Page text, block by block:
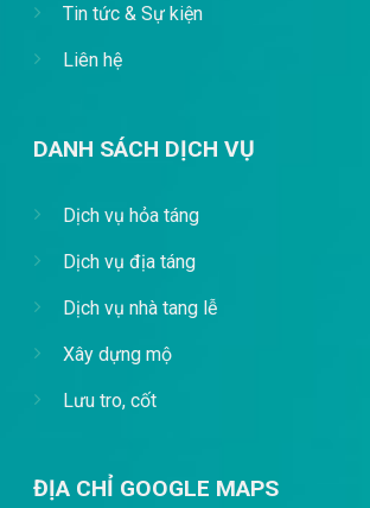
Tin tức & Sự kiện
Liên hệ
DANH SÁCH DỊCH VỤ
Dịch vụ hỏa táng
Dịch vụ địa táng
Dịch vụ nhà tang lễ
Xây dựng mộ
Lưu tro, cốt
ĐỊA CHỈ GOOGLE MAPS